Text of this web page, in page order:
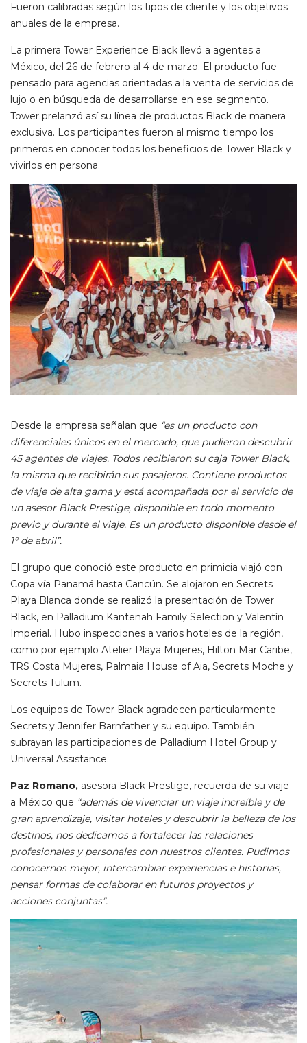
Fueron calibradas según los tipos de cliente y los objetivos
anuales de la empresa.
La primera Tower Experience Black llevó a agentes a
México, del 26 de febrero al 4 de marzo. El producto fue
pensado para agencias orientadas a la venta de servicios de
lujo o en búsqueda de desarrollarse en ese segmento.
Tower prelanzó así su línea de productos Black de manera
exclusiva. Los participantes fueron al mismo tiempo los
primeros en conocer todos los beneficios de Tower Black y
vivirlos en persona.
Desde la empresa señalan que “es un producto con
diferenciales únicos en el mercado, que pudieron descubrir
45 agentes de viajes. Todos recibieron su caja Tower Black,
la misma que recibirán sus pasajeros. Contiene productos
de viaje de alta gama y está acompañada por el servicio de
un asesor Black Prestige, disponible en todo momento
previo y durante el viaje. Es un producto disponible desde el
1° de abril”.
El grupo que conoció este producto en primicia viajó con
Copa vía Panamá hasta Cancún. Se alojaron en Secrets
Playa Blanca donde se realizó la presentación de Tower
Black, en Palladium Kantenah Family Selection y Valentín
Imperial. Hubo inspecciones a varios hoteles de la región,
como por ejemplo Atelier Playa Mujeres, Hilton Mar Caribe,
TRS Costa Mujeres, Palmaia House of Aia, Secrets Moche y
Secrets Tulum.
Los equipos de Tower Black agradecen particularmente
Secrets y Jennifer Barnfather y su equipo. También
subrayan las participaciones de Palladium Hotel Group y
Universal Assistance.
Paz Romano, asesora Black Prestige, recuerda de su viaje
a México que “además de vivenciar un viaje increíble y de
gran aprendizaje, visitar hoteles y descubrir la belleza de los
destinos, nos dedicamos a fortalecer las relaciones
profesionales y personales con nuestros clientes. Pudimos
conocernos mejor, intercambiar experiencias e historias,
pensar formas de colaborar en futuros proyectos y
acciones conjuntas”.